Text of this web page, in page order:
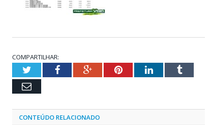
COMPARTILHAR:
TwitterFacebookGoogle+PinterestLinkedInTumblr
Email
CONTEÚDO RELACIONADO